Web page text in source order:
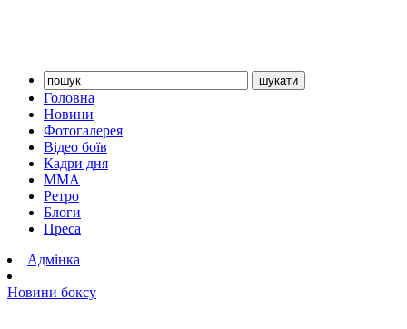
Головна
Новини
Фотогалерея
Відео боїв
Кадри дня
ММА
Ретро
Блоги
Преса
Адмінка
Новини боксу